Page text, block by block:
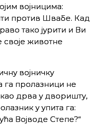
војницима:
против Швабе. Кад
тако јурити и Ви
своје животне
војничку
пролазници не
дрва у дворишту,
у упита га:
Војводе Степе?“